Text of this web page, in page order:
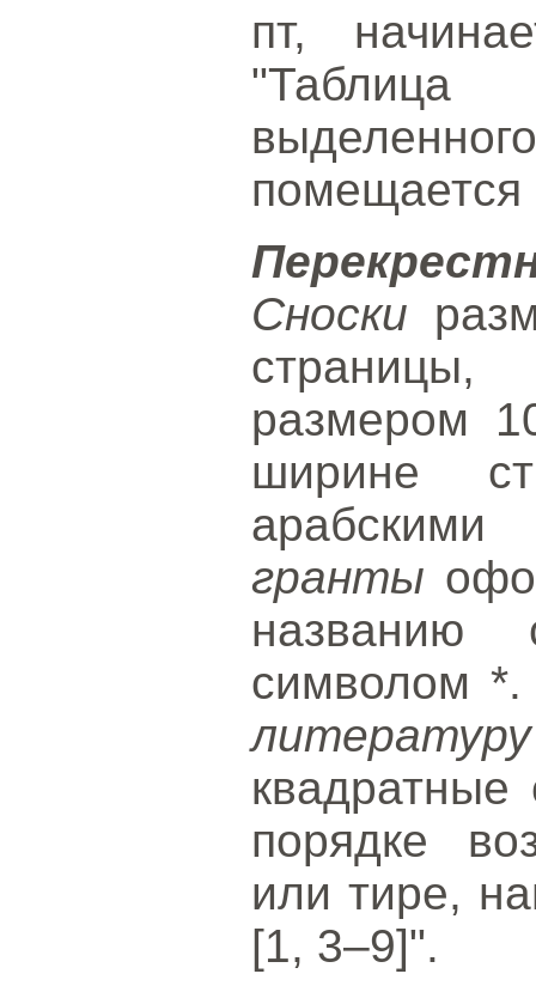
пт,
помещается
Сноски
размером
ширине
гранты
названию
символом
литературу
квадратные
порядке
или тире,
[1, 3–9]".